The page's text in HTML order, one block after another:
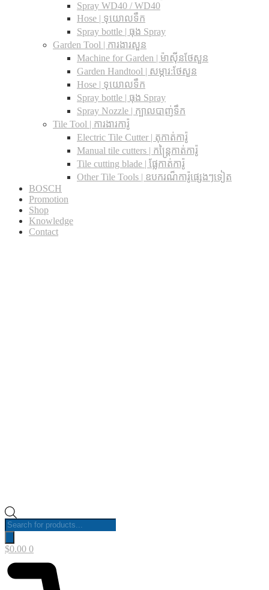
Spray WD40 / WD40
Hose | ទុយោលទឹក
Spray bottle | ធុង Spray
Garden Tool | ការងារសួន
Machine for Garden | ម៉ាស៊ីនថែសួន
Garden Handtool | សម្ភារ:ថែសួន
Hose | ទុយោលទឹក
Spray bottle | ធុង Spray
Spray Nozzle | ក្បាលបាញ់ទឹក
Tile Tool | ការងារការ៉ូ
Electric Tile Cutter | តុកាត់ការ៉ូ
Manual tile cutters | កន្ត្រៃកាត់ការ៉ូ
Tile cutting blade | ផ្លែកាត់ការ៉ូ
Other Tile Tools | ឧបករណ៏ការ៉ូផ្សេងៗទៀត
BOSCH
Promotion
Shop
Knowledge
Contact
Products
search
$0.00 0